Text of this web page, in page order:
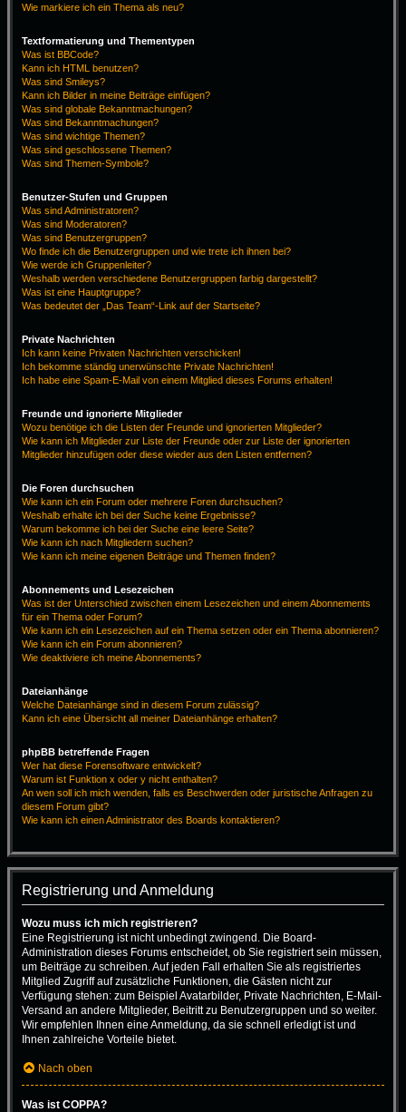
Wie markiere ich ein Thema als neu?
Textformatierung und Thementypen
Was ist BBCode?
Kann ich HTML benutzen?
Was sind Smileys?
Kann ich Bilder in meine Beiträge einfügen?
Was sind globale Bekanntmachungen?
Was sind Bekanntmachungen?
Was sind wichtige Themen?
Was sind geschlossene Themen?
Was sind Themen-Symbole?
Benutzer-Stufen und Gruppen
Was sind Administratoren?
Was sind Moderatoren?
Was sind Benutzergruppen?
Wo finde ich die Benutzergruppen und wie trete ich ihnen bei?
Wie werde ich Gruppenleiter?
Weshalb werden verschiedene Benutzergruppen farbig dargestellt?
Was ist eine Hauptgruppe?
Was bedeutet der „Das Team“-Link auf der Startseite?
Private Nachrichten
Ich kann keine Privaten Nachrichten verschicken!
Ich bekomme ständig unerwünschte Private Nachrichten!
Ich habe eine Spam-E-Mail von einem Mitglied dieses Forums erhalten!
Freunde und ignorierte Mitglieder
Wozu benötige ich die Listen der Freunde und ignorierten Mitglieder?
Wie kann ich Mitglieder zur Liste der Freunde oder zur Liste der ignorierten
Mitglieder hinzufügen oder diese wieder aus den Listen entfernen?
Die Foren durchsuchen
Wie kann ich ein Forum oder mehrere Foren durchsuchen?
Weshalb erhalte ich bei der Suche keine Ergebnisse?
Warum bekomme ich bei der Suche eine leere Seite?
Wie kann ich nach Mitgliedern suchen?
Wie kann ich meine eigenen Beiträge und Themen finden?
Abonnements und Lesezeichen
Was ist der Unterschied zwischen einem Lesezeichen und einem Abonnements
für ein Thema oder Forum?
Wie kann ich ein Lesezeichen auf ein Thema setzen oder ein Thema abonnieren?
Wie kann ich ein Forum abonnieren?
Wie deaktiviere ich meine Abonnements?
Dateianhänge
Welche Dateianhänge sind in diesem Forum zulässig?
Kann ich eine Übersicht all meiner Dateianhänge erhalten?
phpBB betreffende Fragen
Wer hat diese Forensoftware entwickelt?
Warum ist Funktion x oder y nicht enthalten?
An wen soll ich mich wenden, falls es Beschwerden oder juristische Anfragen zu
diesem Forum gibt?
Wie kann ich einen Administrator des Boards kontaktieren?
Registrierung und Anmeldung
Wozu muss ich mich registrieren?
Eine Registrierung ist nicht unbedingt zwingend. Die Board-
Administration dieses Forums entscheidet, ob Sie registriert sein müssen,
um Beiträge zu schreiben. Auf jeden Fall erhalten Sie als registriertes
Mitglied Zugriff auf zusätzliche Funktionen, die Gästen nicht zur
Verfügung stehen: zum Beispiel Avatarbilder, Private Nachrichten, E-Mail-
Versand an andere Mitglieder, Beitritt zu Benutzergruppen und so weiter.
Wir empfehlen Ihnen eine Anmeldung, da sie schnell erledigt ist und
Ihnen zahlreiche Vorteile bietet.
Nach oben
Was ist COPPA?